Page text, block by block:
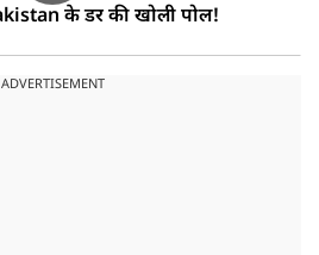
के डर की खोली पोल!
ADVERTISEMENT